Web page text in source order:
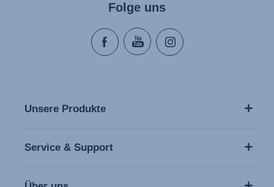
Folge uns
Unsere Produkte
Service & Support